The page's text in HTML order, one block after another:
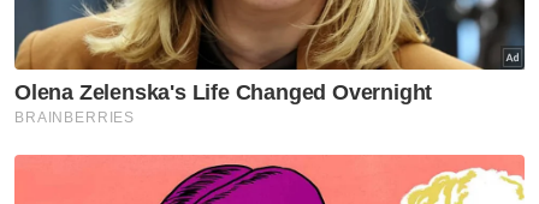
Tuanku Muhriz ingatkan Exco
Negeri Sembilan jujur, jangan
salah guna kuasa